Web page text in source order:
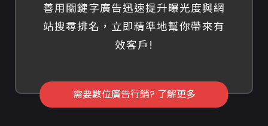
善用關鍵字廣告迅速提升曝光度與網
站搜尋排名，立即精準地幫你帶來有
效客戶!
需要數位廣告行銷? 了解更多